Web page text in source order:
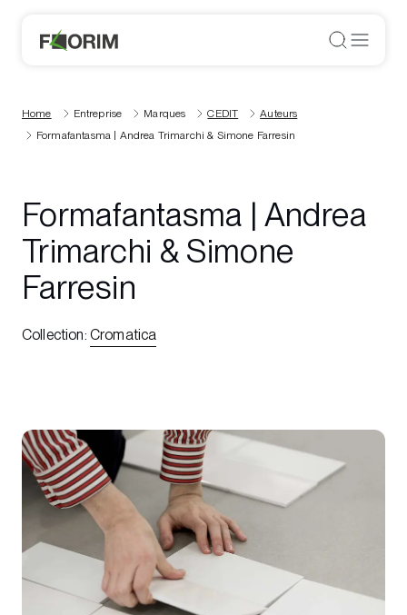
Home Entreprise Marques CEDIT
Auteurs
Formafantasma | Andrea Trimarchi & Simone Farresin
Formafantasma | Andrea
Trimarchi & Simone
Farresin
Collection: Cromatica